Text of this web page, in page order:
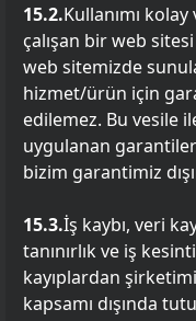
15.2.Kullanımı
çalışan bir web
web sitemizde
hizmet/ürün için
edilemez. Bu vesile
uygulanan
bizim garantimiz
15.3.İş kaybı, veri
tanınırlık ve iş
kayıplardan
kapsamı dışında